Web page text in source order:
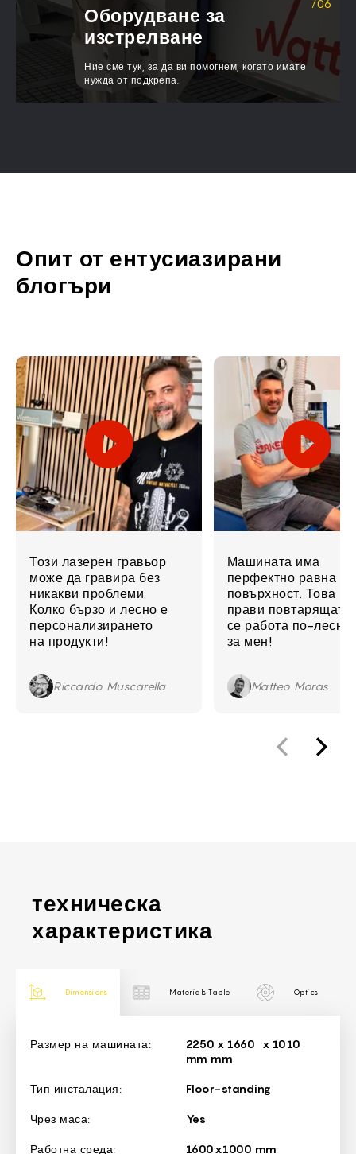
Оборудване за
изстрелване
Ние сме тук, за да ви помогнем, когато имате
нужда от подкрепа.
Опит от ентусиазирани
блогъри
Този лазерен гравьор
може да гравира без
никакви проблеми.
Колко бързо и лесно е
персонализирането
на продукти!
Riccardo Muscarella
Машината има
перфектно равна
повърхност. Това
прави повтарящата
се работа по-лесна
за мен!
Matteo Moras
техническа
характеристика
Dimensions Materials Table Optics
Dimensions
Размер на машината:
2250 х 1660 х 1010
mm mm
Тип инсталация: Floor-standing
Чрез маса: Yes
Работна среда: 1600x1000 mm